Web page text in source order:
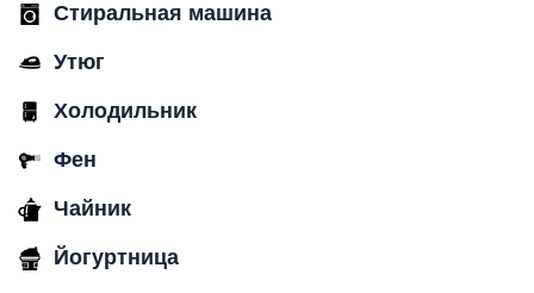
Стиральная машина
Утюг
Холодильник
Фен
Чайник
Йогуртница